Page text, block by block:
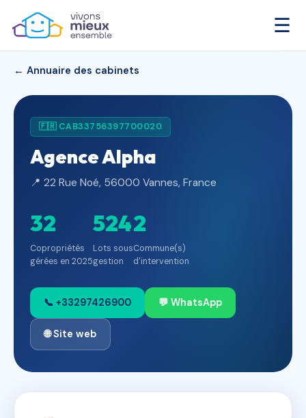
☰
← Annuaire des cabinets
🇫🇷 CAB33756397700020
Agence Alpha
📍 22 Rue Noé, 56000 Vannes, France
32
Copropriétés
gérées en 2025
524
Lots sous
gestion
2
Commune(s)
d'intervention
📞 +33297426900 💬 WhatsApp
🌐 Site web